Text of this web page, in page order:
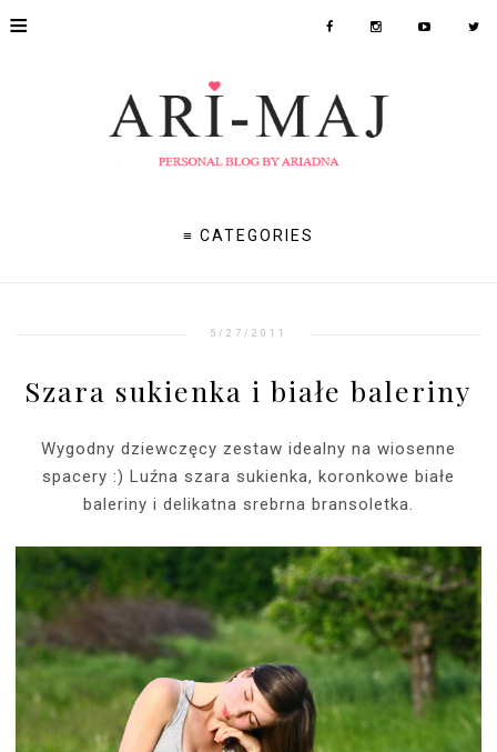
≡
≡ CATEGORIES
5/27/2011
Szara sukienka i białe baleriny
Wygodny dziewczęcy zestaw idealny na wiosenne
spacery :) Luźna szara sukienka, koronkowe białe
baleriny i delikatna srebrna bransoletka.